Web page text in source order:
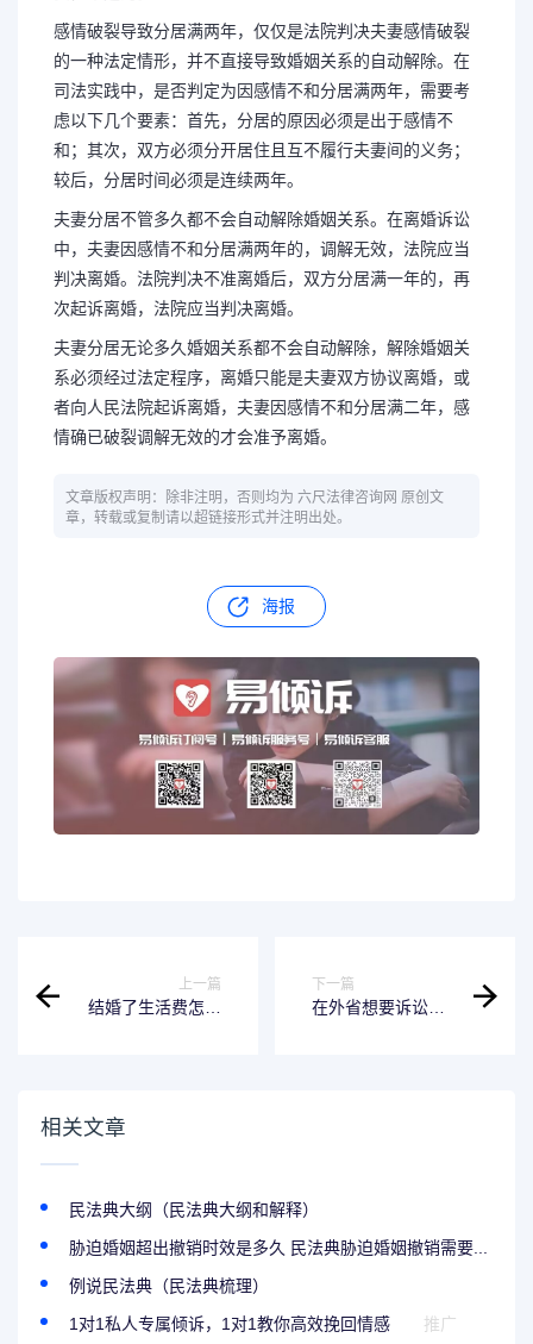
感情破裂导致分居满两年，仅仅是法院判决夫妻感情破裂
的一种法定情形，并不直接导致婚姻关系的自动解除。在
司法实践中，是否判定为因感情不和分居满两年，需要考
虑以下几个要素：首先，分居的原因必须是出于感情不
和；其次，双方必须分开居住且互不履行夫妻间的义务；
较后，分居时间必须是连续两年。
夫妻分居不管多久都不会自动解除婚姻关系。在离婚诉讼
中，夫妻因感情不和分居满两年的，调解无效，法院应当
判决离婚。法院判决不准离婚后，双方分居满一年的，再
次起诉离婚，法院应当判决离婚。
夫妻分居无论多久婚姻关系都不会自动解除，解除婚姻关
系必须经过法定程序，离婚只能是夫妻双方协议离婚，或
者向人民法院起诉离婚，夫妻因感情不和分居满二年，感
情确已破裂调解无效的才会准予离婚。
文章版权声明：除非注明，否则均为 六尺法律咨询网 原创文
章，转载或复制请以超链接形式并注明出处。
海报
上一篇
结婚了生活费怎么
下一篇
在外省想要诉讼离
相关文章
民法典大纲（民法典大纲和解释）
胁迫婚姻超出撤销时效是多久 民法典胁迫婚姻撤销需要...
例说民法典（民法典梳理）
1对1私人专属倾诉，1对1教你高效挽回情感
推广